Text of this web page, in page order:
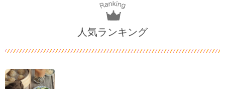
人気ランキング